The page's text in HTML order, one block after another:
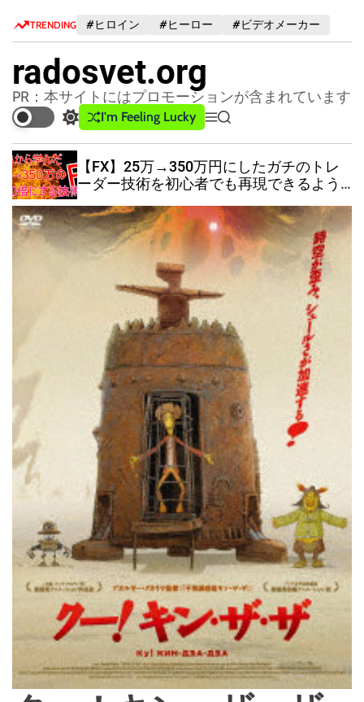
TRENDING #ヒロイン #ヒーロー #ビデオメーカー
radosvet.org
PR：本サイトにはプロモーションが含まれています
S
w
i
t
c
h
c
o
I'm Feeling Lucky
M
e
u
S
e
r
c
h
【FX】25万→350万円にしたガチのトレ
ーダー技術を初心者でも再現できるよう